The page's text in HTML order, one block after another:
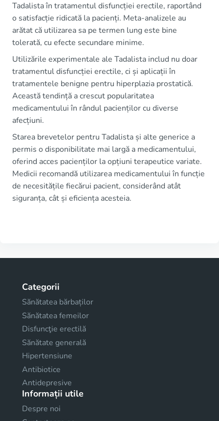
Tadalista în tratamentul disfuncției erectile, raportând
o satisfacție ridicată la pacienți. Meta-analizele au
arătat că utilizarea sa pe termen lung este bine
tolerată, cu efecte secundare minime.
Utilizările experimentale ale Tadalista includ nu doar
tratamentul disfuncției erectile, ci și aplicații în
tratamentele benigne pentru hiperplazia prostatică.
Această tendință a crescut popularitatea
medicamentului în rândul pacienților cu diverse
afecțiuni.
Starea brevetelor pentru Tadalista și alte generice a
permis o disponibilitate mai largă a medicamentului,
oferind acces pacienților la opțiuni terapeutice variate.
Medicii recomandă utilizarea medicamentului în funcție
de necesitățile fiecărui pacient, considerând atât
siguranța, cât și eficiența acesteia.
Categorii
Sănătatea bărbaților
Sănătatea femeilor
Disfuncţie erectilă
Sănătate generală
Hipertensiune
Antibiotice
Antidepresive
Informații utile
Despre noi